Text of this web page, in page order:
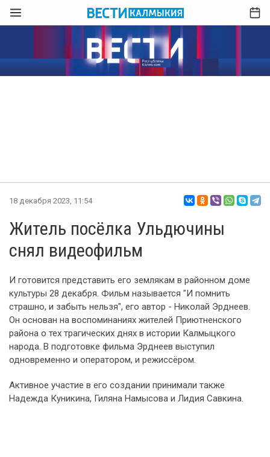
18 декабря 2023, 11:54
Житель посёлка Ульдючины
снял видеофильм
И готовится представить его землякам в районном доме
культуры 28 декабря. Фильм называется "И помнить
страшно, и забыть нельзя", его автор - Николай Эрднеев.
Он основан на воспоминаниях жителей Приютненского
района о тех трагических днях в истории Калмыцкого
народа. В подготовке фильма Эрднеев выступил
одновременно и оператором, и режиссёром.
Активное участие в его создании принимали также
Надежда Куникина, Гиляна Намысова и Лидия Савкина.